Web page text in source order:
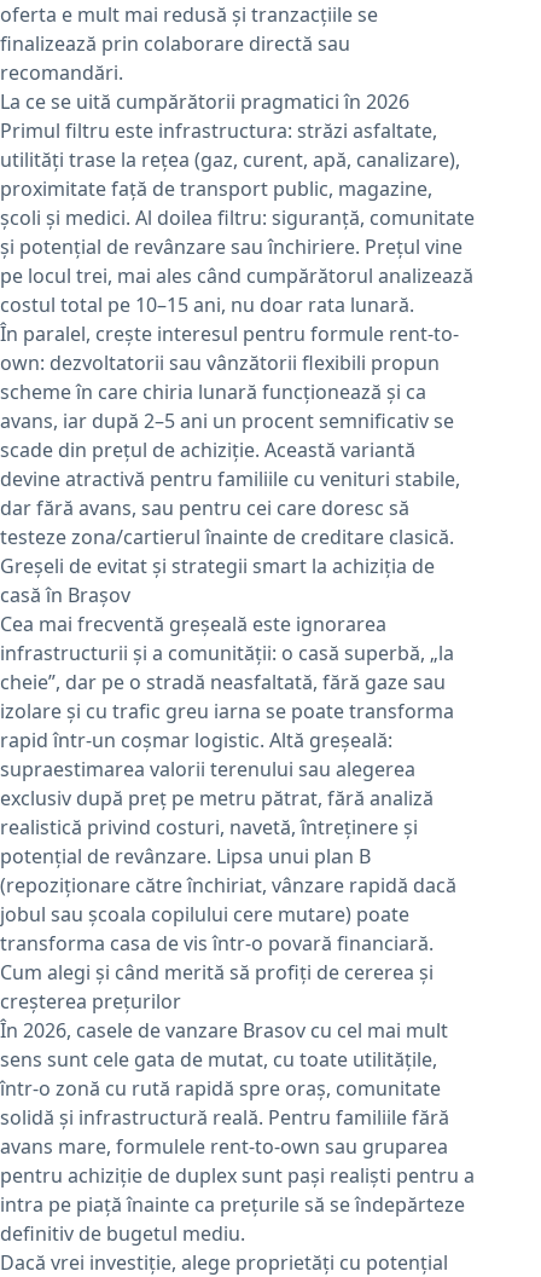
oferta e mult mai redusă și tranzacțiile se
finalizează prin colaborare directă sau
recomandări.
La ce se uită cumpărătorii pragmatici în 2026
Primul filtru este infrastructura: străzi asfaltate,
utilități trase la rețea (gaz, curent, apă, canalizare),
proximitate față de transport public, magazine,
școli și medici. Al doilea filtru: siguranță, comunitate
și potențial de revânzare sau închiriere. Prețul vine
pe locul trei, mai ales când cumpărătorul analizează
costul total pe 10–15 ani, nu doar rata lunară.
În paralel, crește interesul pentru formule rent-to-
own: dezvoltatorii sau vânzătorii flexibili propun
scheme în care chiria lunară funcționează și ca
avans, iar după 2–5 ani un procent semnificativ se
scade din prețul de achiziție. Această variantă
devine atractivă pentru familiile cu venituri stabile,
dar fără avans, sau pentru cei care doresc să
testeze zona/cartierul înainte de creditare clasică.
Greșeli de evitat și strategii smart la achiziția de
casă în Brașov
Cea mai frecventă greșeală este ignorarea
infrastructurii și a comunității: o casă superbă, „la
cheie”, dar pe o stradă neasfaltată, fără gaze sau
izolare și cu trafic greu iarna se poate transforma
rapid într-un coșmar logistic. Altă greșeală:
supraestimarea valorii terenului sau alegerea
exclusiv după preț pe metru pătrat, fără analiză
realistică privind costuri, navetă, întreținere și
potențial de revânzare. Lipsa unui plan B
(repoziționare către închiriat, vânzare rapidă dacă
jobul sau școala copilului cere mutare) poate
transforma casa de vis într-o povară financiară.
Cum alegi și când merită să profiți de cererea și
creșterea prețurilor
În 2026, casele de vanzare Brasov cu cel mai mult
sens sunt cele gata de mutat, cu toate utilitățile,
într-o zonă cu rută rapidă spre oraș, comunitate
solidă și infrastructură reală. Pentru familiile fără
avans mare, formulele rent-to-own sau gruparea
pentru achiziție de duplex sunt pași realiști pentru a
intra pe piață înainte ca prețurile să se îndepărteze
definitiv de bugetul mediu.
Dacă vrei investiție, alege proprietăți cu potențial